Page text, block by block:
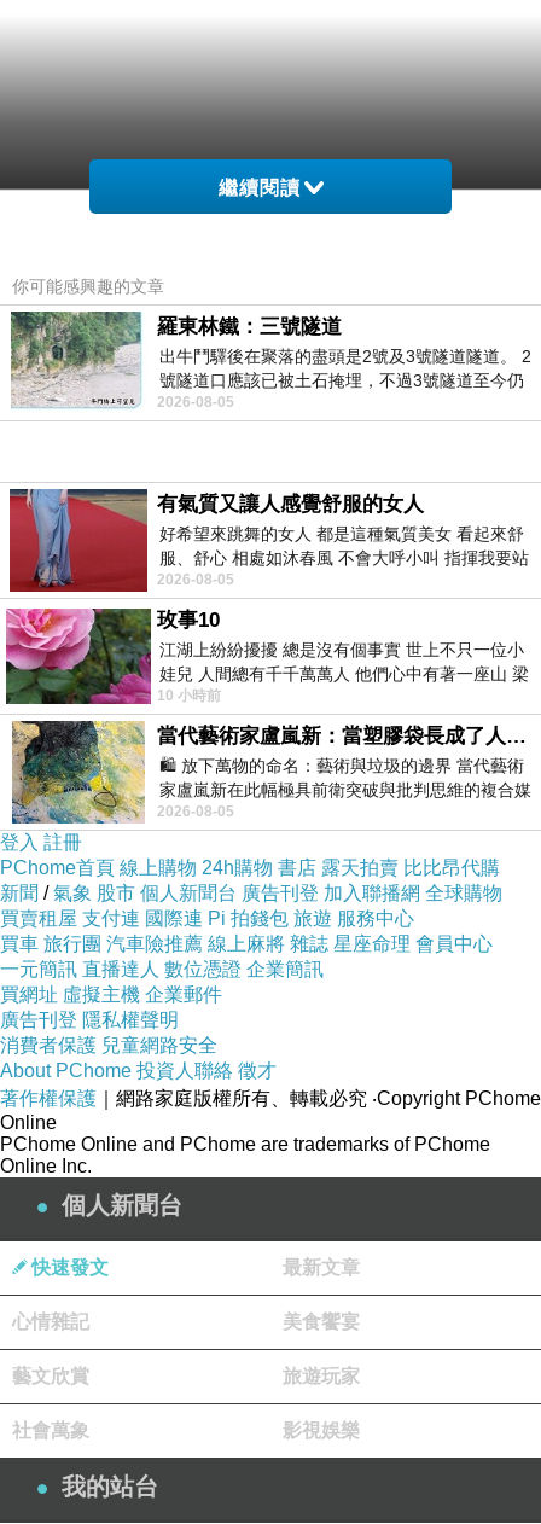
繼續閱讀
你可能感興趣的文章
羅東林鐵：三號隧道
出牛鬥驛後在聚落的盡頭是2號及3號隧道隧道。 2
號隧道口應該已被土石掩埋，不過3號隧道至今仍
存在。從台7丙牛鬥橋上往左岸上游方
2026-08-05
有氣質又讓人感覺舒服的女人
好希望來跳舞的女人 都是這種氣質美女 看起來舒
服、舒心 相處如沐春風 不會大呼小叫 指揮我要站
哪個位子 妳老幾？？
2026-08-05
玫事10
江湖上紛紛擾擾 總是沒有個事實 世上不只一位小
娃兒 人間總有千千萬萬人 他們心中有著一座山 梁
山佛山泰華衡恆嵩 一山之高
10 小時前
當代藝術家盧嵐新：當塑膠袋長成了人的模樣，我們的目光是否學會了放下偏見？
🛍️ 放下萬物的命名：藝術與垃圾的邊界 當代藝術
家盧嵐新在此幅極具前衛突破與批判思維的複合媒
材新作中，直接將被大眾定義為廢棄物
2026-08-05
登入 註冊
PChome首頁 線上購物 24h購物 書店 露天拍賣 比比昂代購
新聞 /氣象 股市 個人新聞台 廣告刊登 加入聯播網 全球購物
買賣租屋 支付連 國際連 Pi 拍錢包 旅遊 服務中心
買車 旅行團 汽車險推薦 線上麻將 雜誌 星座命理 會員中心
一元簡訊 直播達人 數位憑證 企業簡訊
買網址 虛擬主機 企業郵件
廣告刊登 隱私權聲明
消費者保護 兒童網路安全
About PChome 投資人聯絡 徵才
著作權保護 ｜網路家庭版權所有、轉載必究 ‧Copyright PChome
Online
PChome Online and PChome are trademarks of PChome
Online Inc.
個人新聞台
快速發文 最新文章
心情雜記 美食饗宴
藝文欣賞 旅遊玩家
社會萬象 影視娛樂
我的站台